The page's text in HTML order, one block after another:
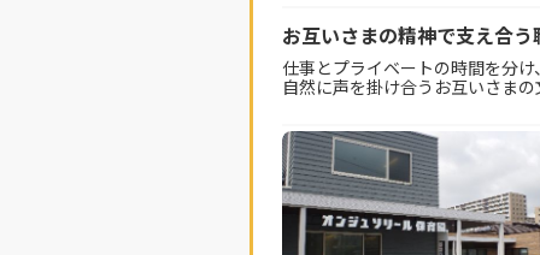
お互いさまの精神で支え合
仕事とプライベートの時間を分
自然に声を掛け合うお互いさま